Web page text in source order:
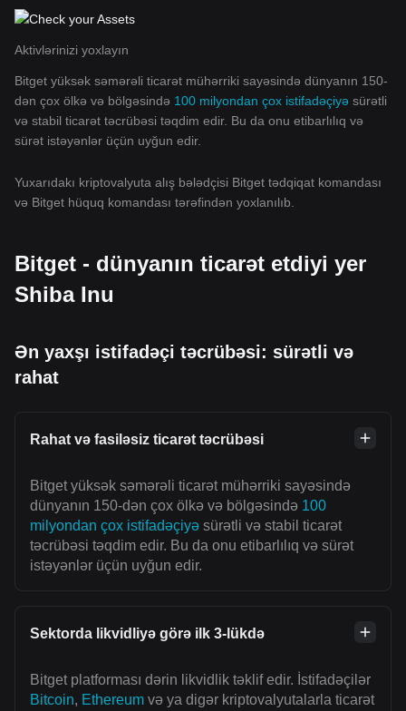
Aktivlərinizi yoxlayın
Bitget yüksək səmərəli ticarət mühərriki sayəsində dünyanın 150-
dən çox ölkə və bölgəsində 100 milyondan çox istifadəçiyə sürətli
və stabil ticarət təcrübəsi təqdim edir. Bu da onu etibarlılıq və
sürət istəyənlər üçün uyğun edir.
Yuxarıdakı kriptovalyuta alış bələdçisi Bitget tədqiqat komandası
və Bitget hüquq komandası tərəfindən yoxlanılıb.
Bitget - dünyanın ticarət etdiyi yer
Shiba Inu
Ən yaxşı istifadəçi təcrübəsi: sürətli və
rahat
Rahat və fasiləsiz ticarət təcrübəsi
Bitget yüksək səmərəli ticarət mühərriki sayəsində
dünyanın 150-dən çox ölkə və bölgəsində 100
milyondan çox istifadəçiyə sürətli və stabil ticarət
təcrübəsi təqdim edir. Bu da onu etibarlılıq və sürət
istəyənlər üçün uyğun edir.
Sektorda likvidliyə görə ilk 3-lükdə
Bitget platforması dərin likvidlik təklif edir. İstifadəçilər
Bitcoin, Ethereum və ya digər kriptovalyutalarla ticarət